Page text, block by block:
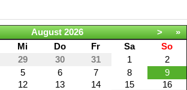
August 2026 >
»
Mi Do Fr Sa
So
29 30 31 1
2
5 6 7 8
9
12 13 14 15
16